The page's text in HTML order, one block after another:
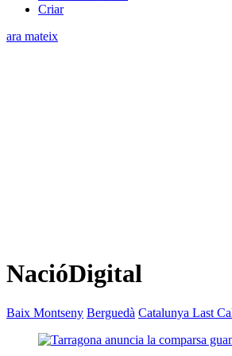
Criar
ara mateix
NacióDigital
Baix Montseny Berguedà Catalunya Last